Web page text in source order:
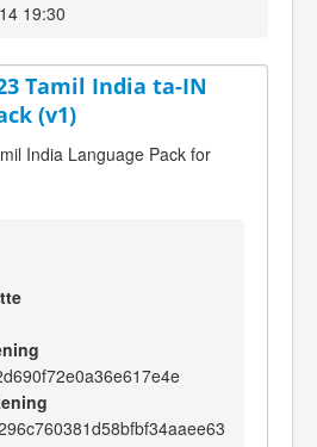
19:30
Tamil India ta-IN
(v1)
India Language Pack for